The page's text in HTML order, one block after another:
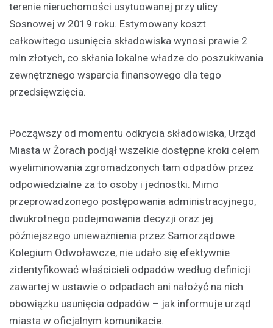
terenie nieruchomości usytuowanej przy ulicy
Sosnowej w 2019 roku. Estymowany koszt
całkowitego usunięcia składowiska wynosi prawie 2
mln złotych, co skłania lokalne władze do poszukiwania
zewnętrznego wsparcia finansowego dla tego
przedsięwzięcia.
Począwszy od momentu odkrycia składowiska, Urząd
Miasta w Żorach podjął wszelkie dostępne kroki celem
wyeliminowania zgromadzonych tam odpadów przez
odpowiedzialne za to osoby i jednostki. Mimo
przeprowadzonego postępowania administracyjnego,
dwukrotnego podejmowania decyzji oraz jej
późniejszego unieważnienia przez Samorządowe
Kolegium Odwoławcze, nie udało się efektywnie
zidentyfikować właścicieli odpadów według definicji
zawartej w ustawie o odpadach ani nałożyć na nich
obowiązku usunięcia odpadów – jak informuje urząd
miasta w oficjalnym komunikacie.